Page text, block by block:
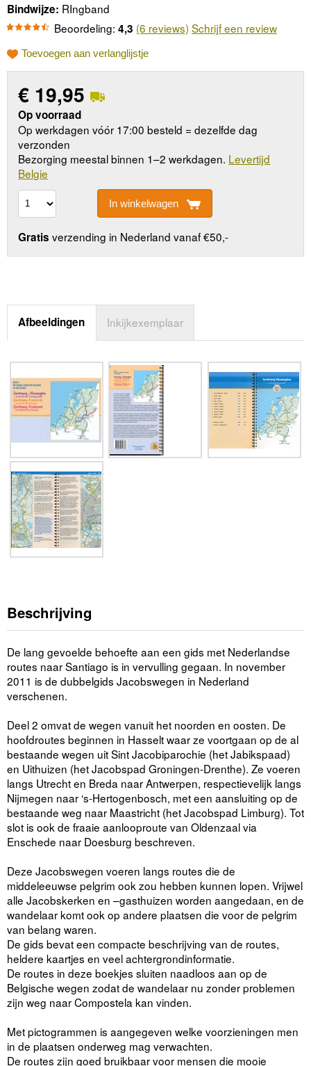
Bindwijze: RIngband
Beoordeling: 4,3 (6 reviews) Schrijf een review
Toevoegen aan verlanglijstje
€ 19,95
Op voorraad
Op werkdagen vóór 17:00 besteld = dezelfde dag
verzonden
Bezorging meestal binnen 1–2 werkdagen. Levertijd
Belgie
In winkelwagen
Gratis verzending in Nederland vanaf €50,-
Afbeeldingen Inkijkexemplaar
Beschrijving
De lang gevoelde behoefte aan een gids met Nederlandse
routes naar Santiago is in vervulling gegaan. In november
2011 is de dubbelgids Jacobswegen in Nederland
verschenen.
Deel 2 omvat de wegen vanuit het noorden en oosten. De
hoofdroutes beginnen in Hasselt waar ze voortgaan op de al
bestaande wegen uit Sint Jacobiparochie (het Jabikspaad)
en Uithuizen (het Jacobspad Groningen-Drenthe). Ze voeren
langs Utrecht en Breda naar Antwerpen, respectievelijk langs
Nijmegen naar ‘s-Hertogenbosch, met een aansluiting op de
bestaande weg naar Maastricht (het Jacobspad Limburg). Tot
slot is ook de fraaie aanlooproute van Oldenzaal via
Enschede naar Doesburg beschreven.
Deze Jacobswegen voeren langs routes die de
middeleeuwse pelgrim ook zou hebben kunnen lopen. Vrijwel
alle Jacobskerken en –gasthuizen worden aangedaan, en de
wandelaar komt ook op andere plaatsen die voor de pelgrim
van belang waren.
De gids bevat een compacte beschrijving van de routes,
heldere kaartjes en veel achtergrondinformatie.
De routes in deze boekjes sluiten naadloos aan op de
Belgische wegen zodat de wandelaar nu zonder problemen
zijn weg naar Compostela kan vinden.
Met pictogrammen is aangegeven welke voorzieningen men
in de plaatsen onderweg mag verwachten.
De routes zijn goed bruikbaar voor mensen die mooie